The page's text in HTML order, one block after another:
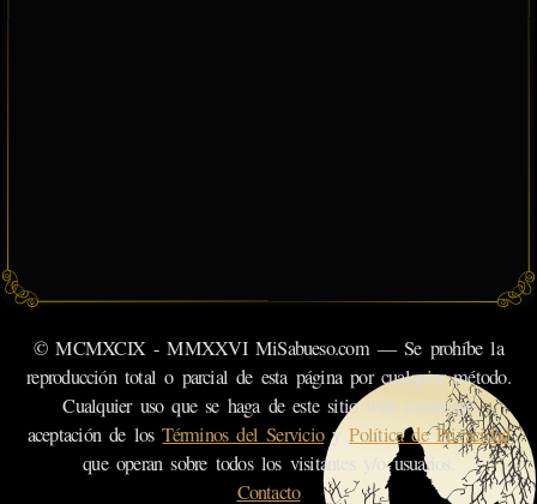
© MCMXCIX - MMXXVI MiSabueso.com — Se prohíbe la
reproducción total o parcial de esta página por cualquier método.
Cualquier uso que se haga de este sitio web constituye
aceptación de losTérminos del ServicioyPolítica de Privacidad
que operan sobre todos los visitantes y/o usuarios.
Contacto